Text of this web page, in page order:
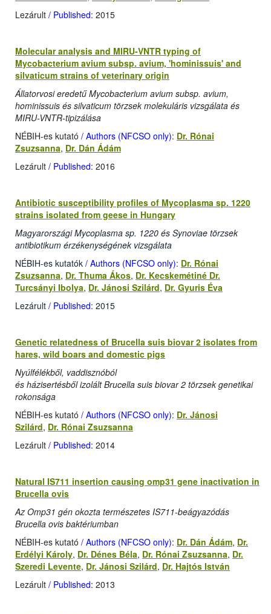
Lezárult / Published: 2015
Molecular analysis and MIRU-VNTR typing of
Mycobacterium avium subsp. avium, 'hominissuis' and
silvaticum strains of veterinary origin
Állatorvosi eredetű Mycobacterium avium subsp. avium,
hominissuis és silvaticum törzsek molekuláris vizsgálata és
MIRU-VNTR-tipizálása
NÉBIH-es kutató / Authors (NFCSO only): Dr. Rónai
Zsuzsanna, Dr. Dán Ádám
Lezárult / Published: 2016
Antibiotic susceptibility profiles of Mycoplasma sp. 1220
strains isolated from geese in Hungary
Magyarországi Mycoplasma sp. 1220 és Synoviae törzsek
antibiotikum érzékenységének vizsgálata
NÉBIH-es kutatók / Authors (NFCSO only): Dr. Rónai
Zsuzsanna, Dr. Thuma Ákos, Dr. Kecskemétiné Dr.
Turcsányi Ibolya, Dr. Jánosi Szilárd, Dr. Gyuris Éva
Lezárult / Published: 2015
Genetic relatedness of Brucella suis biovar 2 isolates from
hares, wild boars and domestic pigs
Nyúlfélékből, vaddisznóból
és házisertésből izolált Brucella suis biovar 2 törzsek genetikai
rokonsága
NÉBIH-es kutató / Authors (NFCSO only): Dr. Jánosi
Szilárd, Dr. Rónai Zsuzsanna
Lezárult / Published: 2014
Natural IS711 insertion causing omp31 gene inactivation in
Brucella ovis
Az Omp31 gén okozta természetes IS711-beágyazódás
Brucella ovis baktériumban
NÉBIH-es kutató / Authors (NFCSO only): Dr. Dán Ádám, Dr.
Erdélyi Károly, Dr. Dénes Béla, Dr. Rónai Zsuzsanna, Dr.
Szeredi Levente, Dr. Jánosi Szilárd, Dr. Hajtós István
Lezárult / Published: 2013